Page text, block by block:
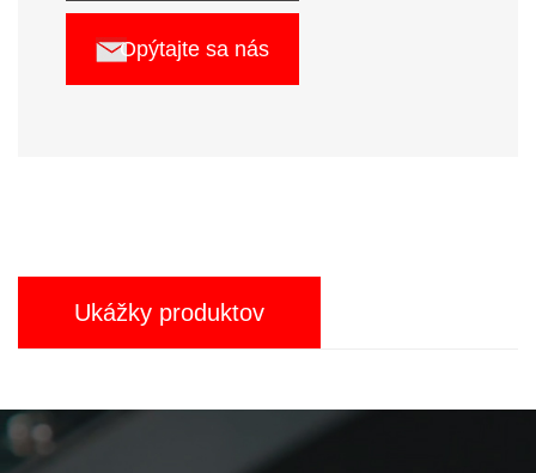
Opýtajte sa nás
Ukážky produktov